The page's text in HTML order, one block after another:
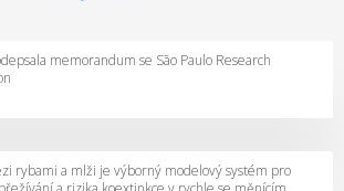
memorandum se São Paulo Research
rybami a mlži je výborný modelový systém pro